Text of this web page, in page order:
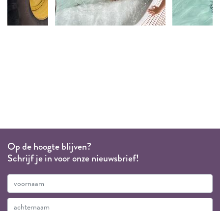
Op de hoogte blijven?
Schrijf je in voor onze nieuwsbrief!